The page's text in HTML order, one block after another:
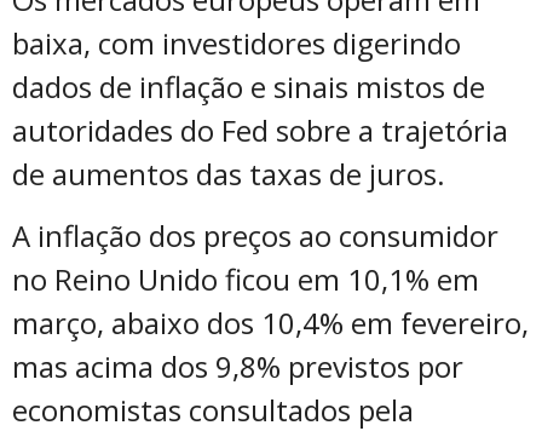
baixa, com investidores digerindo
dados de inflação e sinais mistos de
autoridades do Fed sobre a trajetória
de aumentos das taxas de juros.
A inflação dos preços ao consumidor
no Reino Unido ficou em 10,1% em
março, abaixo dos 10,4% em fevereiro,
mas acima dos 9,8% previstos por
economistas consultados pela